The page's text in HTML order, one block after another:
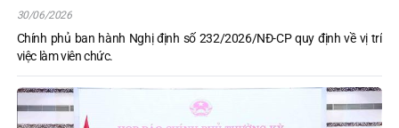
30/06/2026
Chính phủ ban hành Nghị định số 232/2026/NĐ-CP quy định về vị trí
việc làm viên chức.